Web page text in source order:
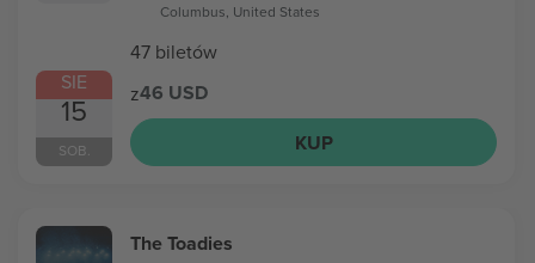
SIE
15
SOB.
Columbus, United States
47 biletów
z46 USD
KUP
The Toadies